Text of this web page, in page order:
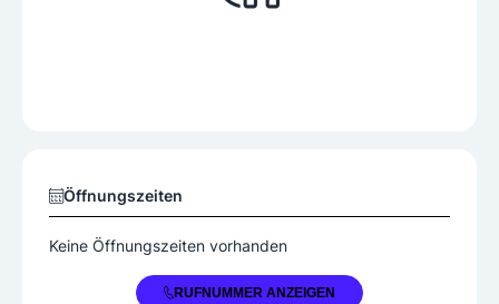
Öffnungszeiten
Keine Öffnungszeiten vorhanden
+43 2672 82232RUFNUMMER ANZEIGEN